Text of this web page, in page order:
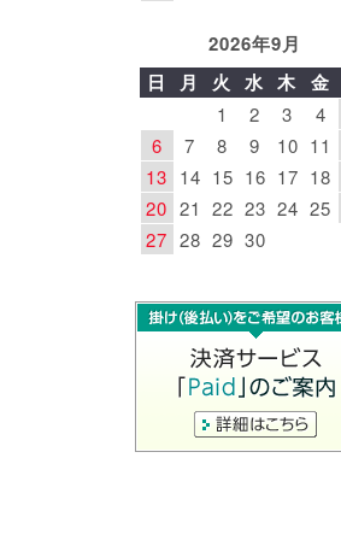
2026年9月
日
月 火 水 木 金
1 2 3 4
6
7 8 9 10 11
13 14 15 16 17 18
20 21 22 23 24 25
27 28 29 30